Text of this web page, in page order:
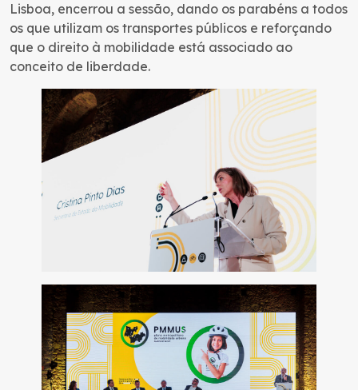
Lisboa, encerrou a sessão, dando os parabéns a todos
os que utilizam os transportes públicos e reforçando
que o direito à mobilidade está associado ao
conceito de liberdade.